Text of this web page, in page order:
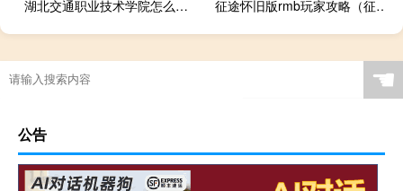
湖北交通职业技术学院怎么样知乎（湖北交通职业技术学院怎么样）
征途怀旧版rmb玩家攻略（征途怀旧版新手卡）
☚
公告